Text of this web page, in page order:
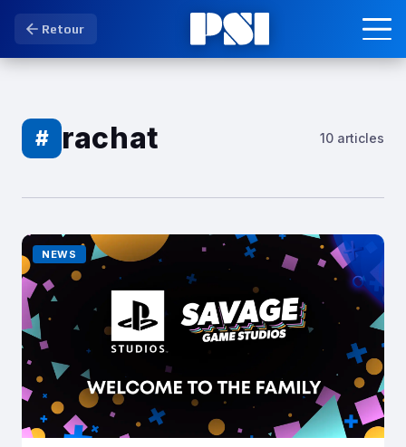
Retour
# rachat 10 articles
NEWS